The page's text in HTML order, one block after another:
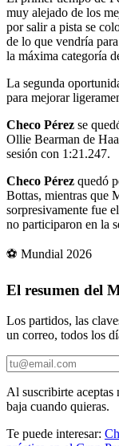
muy alejado de los
por salir a pista se
de lo que vendría
la máxima categoría
La segunda
para mejorar
Checo Pérez se
Ollie Bearman de
sesión con 1:21.247.
Checo Pérez quedó
Bottas, mientras que
sorpresivamente fue
no participaron en la
⚽ Mundial 2026
El resumen del
Los partidos, las
un correo, todos los
Al suscribirte aceptas
baja cuando quieras.
Te puede interesar: